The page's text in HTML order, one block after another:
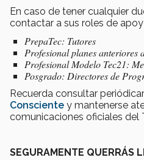
En caso de tener cualquier
contactar a sus roles de
PrepaTec: Tutores
Profesional planes
Profesional Modelo Tec21:
Posgrado: Directores de
Recuerda consultar
Consciente y mantenerse
comunicaciones oficiales del
SEGURAMENTE QUERRÁS